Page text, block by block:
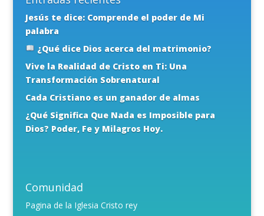
Jesús te dice: Comprende el poder de Mi
palabra
¿Qué dice Dios acerca del matrimonio?
Vive la Realidad de Cristo en Ti: Una
Transformación Sobrenatural
Cada Cristiano es un ganador de almas
¿Qué Significa Que Nada es Imposible para
Dios? Poder, Fe y Milagros Hoy.
Comunidad
Pagina de la Iglesia Cristo rey